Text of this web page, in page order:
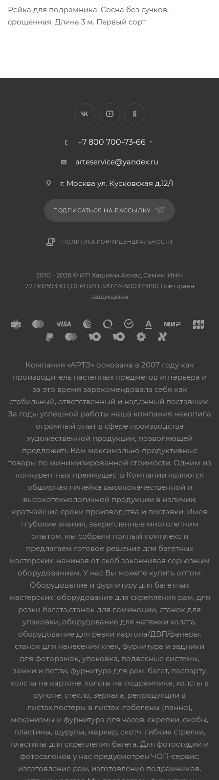
Рейка для подрамника. Сосна без сучков,
срощенная. Длина 3 м. Первый сорт
+7 800 700-73-66
arteservice@yandex.ru
г. Москва ул. Кусковская д.12/1
ПОДПИСАТЬСЯ НА РАССЫЛКУ
ПОЛИТИКА КОНФИДЕНЦИАЛЬНОСТИ
2010 - 2026 © ИП Хашими Ахмад Самим ИНН
771982593903,ОГРНИП 320774600379190 Все права
защищены
Компания «АРТЭ» основана в 2007 году как
производитель настенных предметов интерьера и
за это время зарекомендовала себя как
стабильный, ответственный и надежный поставщик.
За годы успешной работы наша компания накопила
огромный опыт в сфере производства
художественной продукции, позволяющей
предложить Вам максимально продуктивные
товары по минимизированной стоимости. Одним из
конкурентных преимуществ Компании являются
обширная линейка высококачественной и
высокотехнологичной продукции в наличии,
кратчайшие сроки производства и поставки. Имея
глубокие знания, закрепленные многолетним
опытом, мы собрали полный комплекс и
предлагаем готовое решение для багетных
мастерских, начиная от скоб заканчивая серьезным
оборудованием. У нас Вы можете купить оптом:
Оборудование и фурнитуру для багетных
мастерских: оборудование для скрепления рам, для
резки багета,станок для ламинации, станок для
упаковки, оборудование для натяжки холста,
оборудование для резки картона/ДВП/фанеры,
станок для нанесения клея, фурнитура и задники
для фоторамок, упаковка, подвесные системы,
замки и петли, фурнитура для рам, багет, паспарту,
холсты на картоне, холсты на подрамнике, холсты в
рулоне, стекло, зеркала, репродукции в
листах,постеры в листах, гобелены (панно),
механизмы и фурнитура для часов, скрепки, скобы,
пластины, шурупы, маркер, скотч, гибкие стрелки,
пластины для скрепления багета. Для фотостудий и
фотосалонов у нас предусмотрен ЧОП-сервис:
изготовление рам, изготовление подрамников,